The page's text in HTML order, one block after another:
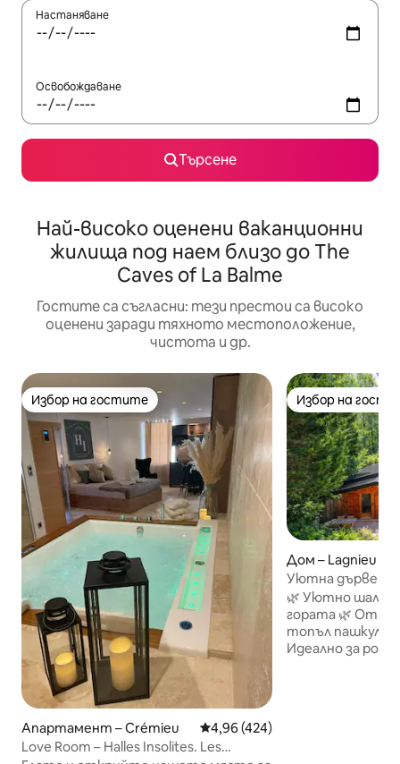
Настаняване
Освобождаване
Търсене
Най-високо оценени ваканционни
жилища под наем близо до The
Caves of La Balme
Гостите са съгласни: тези престои са високо
оценени заради тяхното местоположение,
чистота и др.
Избор на гостите
Избор на гостите
Апартамент – Crémieu Средна оценка: 4,96 от 5,
4,96 (424)
Love Room – Halles Insolites. Les
Избор на
Избор на
Дом – Lagnieu
Уютна дървена
градина ·
🌿 Уютно шале́
гората 🌿 Отпуснете се в този
топъл пашкул
Идеално за